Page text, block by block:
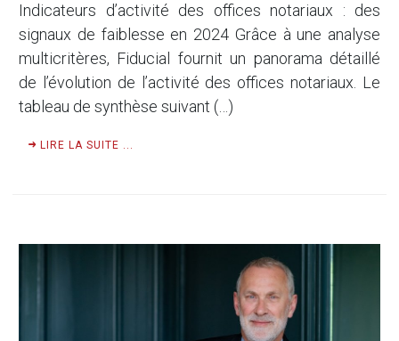
Indicateurs d’activité des offices notariaux : des
signaux de faiblesse en 2024 Grâce à une analyse
multicritères, Fiducial fournit un panorama détaillé
de l’évolution de l’activité des offices notariaux. Le
tableau de synthèse suivant (…)
LIRE LA SUITE ...